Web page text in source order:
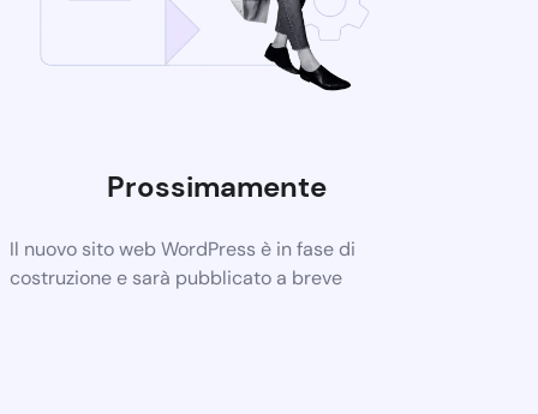
Prossimamente
Il nuovo sito web WordPress è in fase di
costruzione e sarà pubblicato a breve